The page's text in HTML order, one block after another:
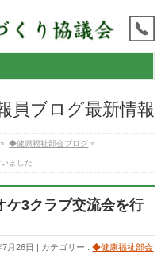
員ブログ最新情報
» ◆健康福祉部会ブログ »
ました
ケ3クラブ交流会を行
月26日 カテゴリー :◆健康福祉部会